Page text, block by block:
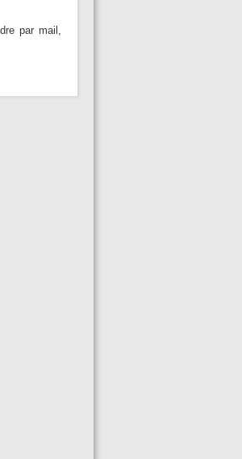
par mail,